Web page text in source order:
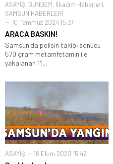
ASAYİŞ, GÜNDEM, İlkadım Haberleri,
SAMSUN HABERLERİ
10 Temmuz 2024 15:37
ARACA BASKIN!
Samsun'da polisin takibi sonucu
570 gram metamfetamin ile
yakalanan 1'i...
ASAYİŞ 16 Ekim 2020 15:42